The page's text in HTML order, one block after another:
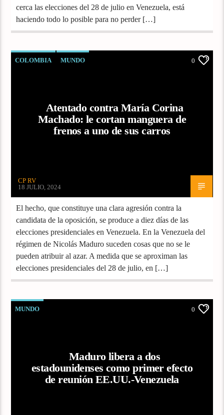
cerca las elecciones del 28 de julio en Venezuela, está
haciendo todo lo posible para no perder […]
COLOMBIA MUNDO 0
Atentado contra María Corina
Machado: le cortan manguera de
frenos a uno de sus carros
CP RV
18 JULIO, 2024
El hecho, que constituye una clara agresión contra la
candidata de la oposición, se produce a diez días de las
elecciones presidenciales en Venezuela. En la Venezuela del
régimen de Nicolás Maduro suceden cosas que no se le
pueden atribuir al azar. A medida que se aproximan las
elecciones presidenciales del 28 de julio, en […]
MUNDO 0
Maduro libera a dos
estadounidenses como primer efecto
de reunión EE.UU.-Venezuela